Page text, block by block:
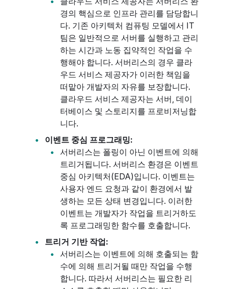
경의 핵심으로 인프라 관리를 담당합니
다. 기존 아키텍처 컴퓨팅 모델에서 IT
팀은 일반적으로 서버를 실행하고 관리
하는 시간과 노동 집약적인 작업을 수
행해야 합니다. 서버리스의 경우 클라
우드 서비스 제공자가 이러한 책임을
떠맡아 개발자의 자유를 보장합니다.
클라우드 서비스 제공자는 서버, 데이
터베이스 및 스토리지를 프로비저닝합
니다.
이벤트 중심 프로그래밍:
서버리스는 폴링이 아닌 이벤트에 의해
트리거됩니다. 서버리스 환경은 이벤트
중심 아키텍처(EDA)입니다. 이벤트는
사용자 엔드 요청과 같이 환경에서 발
생하는 모든 상태 변경입니다. 이러한
이벤트는 개발자가 작업을 트리거하도
록 프로그래밍한 함수를 호출합니다.
트리거 기반 작업:
서버리스는 이벤트에 의해 호출되는 함
수에 의해 트리거될 때만 작업을 수행
합니다. 따라서 서버리스는 필요한 리